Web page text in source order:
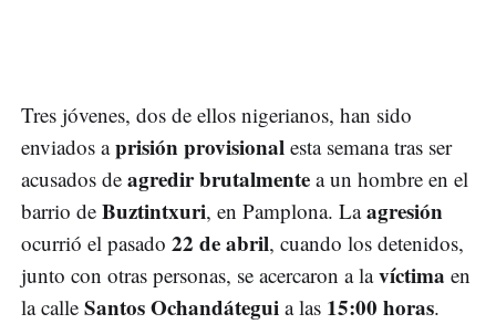
Tres jóvenes, dos de ellos nigerianos, han sido
enviados aprisión provisional esta semana tras ser
acusados de agredir brutalmente a un hombre en el
barrio de Buztintxuri, en Pamplona. Laagresión
ocurrió el pasado 22 de abril, cuando los detenidos,
junto con otras personas, se acercaron a lavíctima en
la calle Santos Ochandátegui a las 15:00 horas.